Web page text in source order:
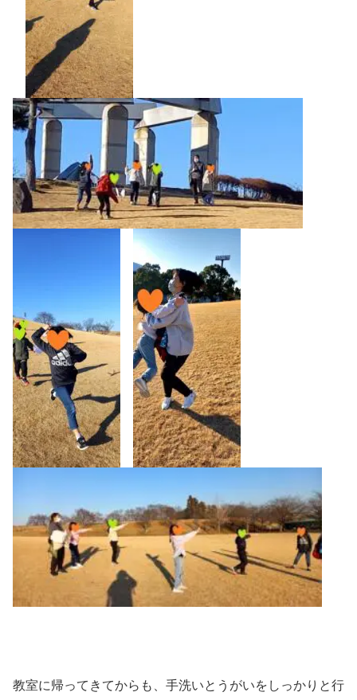
教室に帰ってきてからも、手洗いとうがいをしっかりと行